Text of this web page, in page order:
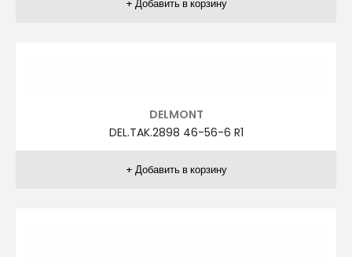
DELMONT
DEL.TAK.2841 48-58-6 R5